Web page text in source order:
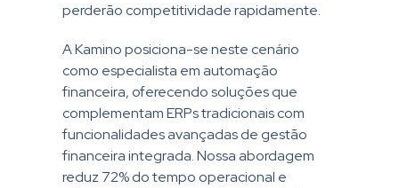
perderão competitividade rapidamente.
A Kamino posiciona-se neste cenário
como especialista em automação
financeira, oferecendo soluções que
complementam ERPs tradicionais com
funcionalidades avançadas de gestão
financeira integrada. Nossa abordagem
reduz 72% do tempo operacional e